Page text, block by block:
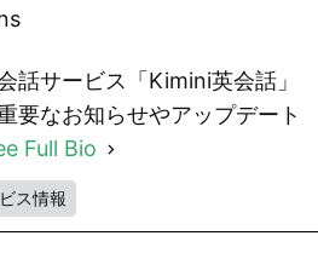
話サービス「Kimini英会話」
要なお知らせやアップデート
Full Bio
ス情報